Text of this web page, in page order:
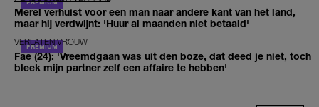
Merel verhuist voor een man naar andere kant van het land,
maar hij verdwijnt: 'Huur al maanden niet betaald'
VERLATEN VROUW
Fae (24): 'Vreemdgaan was uit den boze, dat deed je niet, toch
bleek mijn partner zelf een affaire te hebben'